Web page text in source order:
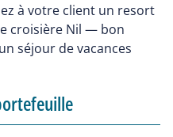
à votre client un resort
croisière Nil — bon
séjour de vacances